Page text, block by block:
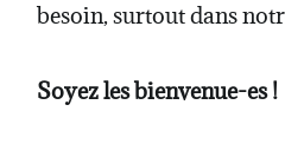
besoin, surtout dans
Soyez les bienvenue-es !